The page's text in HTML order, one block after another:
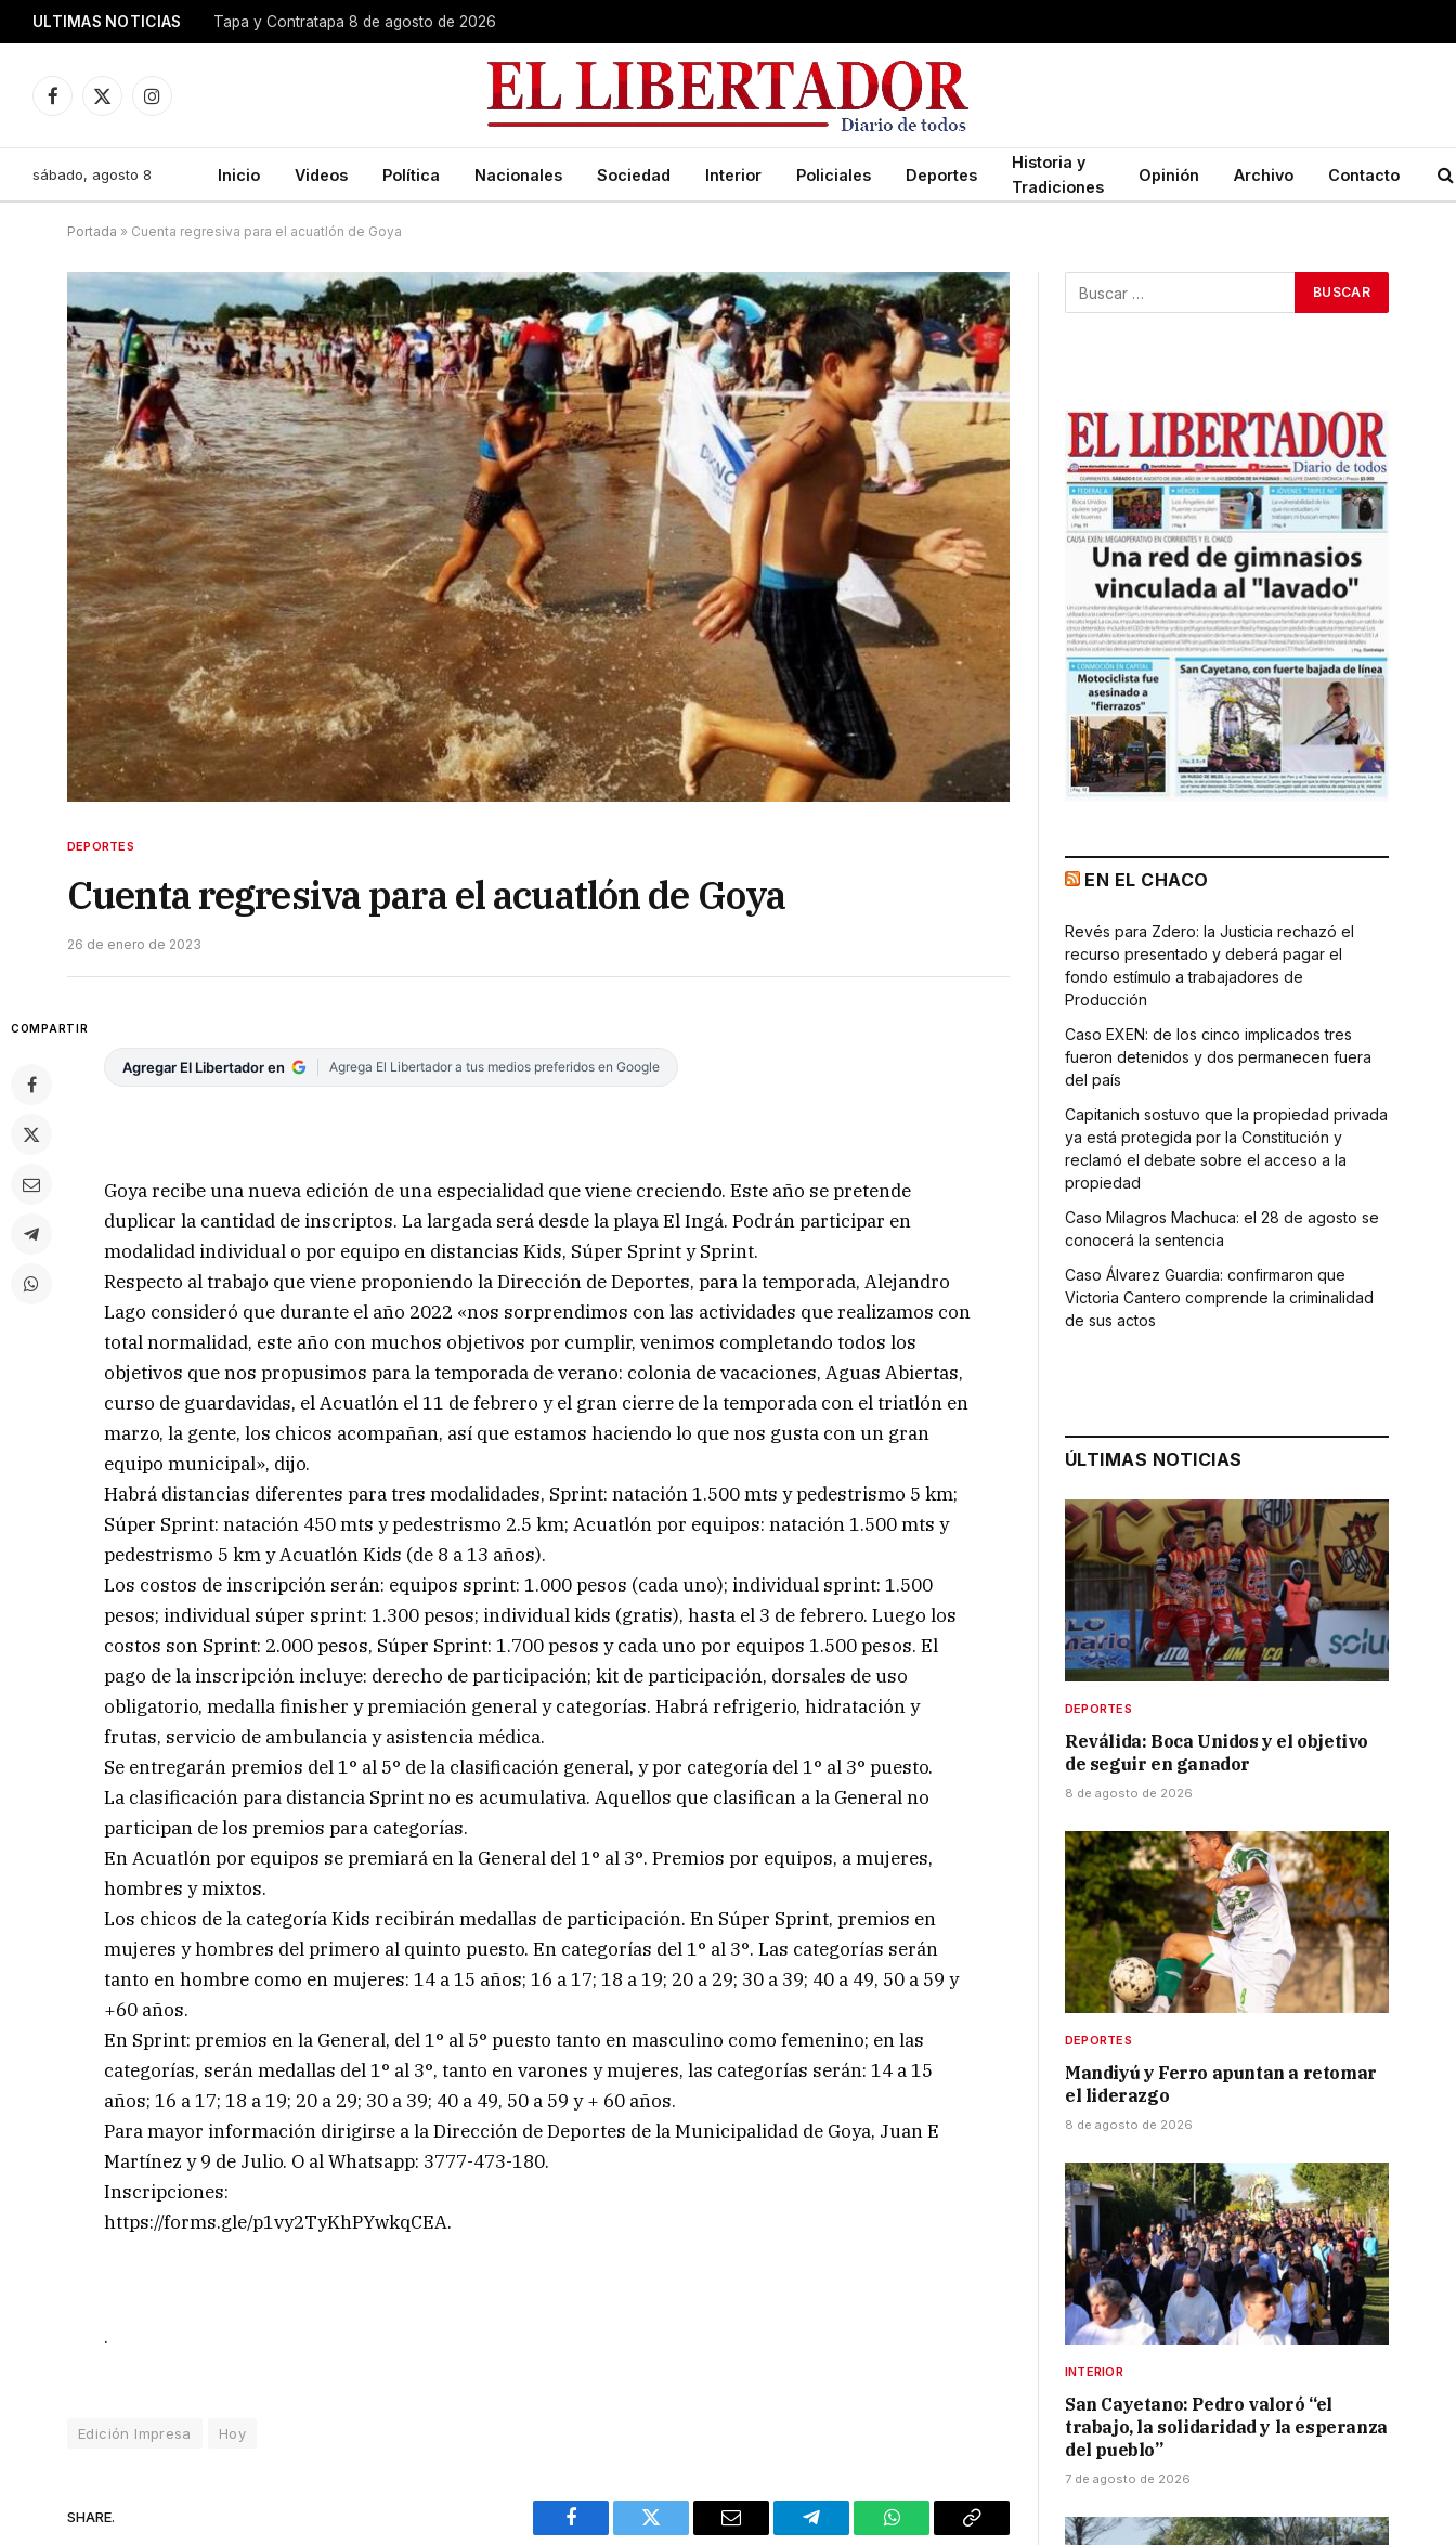
ULTIMAS NOTICIAS Tapa y Contratapa 8 de agosto de 2026
Facebook
X
Instagram
sábado, agosto 8 Inicio Videos Política Nacionales Sociedad Interior Policiales Deportes
Historia y
Tradiciones
Opinión Archivo Contacto
Portada » Cuenta regresiva para el acuatlón de Goya
DEPORTES
Cuenta regresiva para el acuatlón de Goya
26 de enero de 2023
COMPARTIR
Agregar El Libertador en Agrega El Libertador a tus medios preferidos en Google
Goya recibe una nueva edición de una especialidad que viene creciendo. Este año se pretende
duplicar la cantidad de inscriptos. La largada será desde la playa El Ingá. Podrán participar en
modalidad individual o por equipo en distancias Kids, Súper Sprint y Sprint.
Respecto al trabajo que viene proponiendo la Dirección de Deportes, para la temporada, Alejandro
Lago consideró que durante el año 2022 «nos sorprendimos con las actividades que realizamos con
total normalidad, este año con muchos objetivos por cumplir, venimos completando todos los
objetivos que nos propusimos para la temporada de verano: colonia de vacaciones, Aguas Abiertas,
curso de guardavidas, el Acuatlón el 11 de febrero y el gran cierre de la temporada con el triatlón en
marzo, la gente, los chicos acompañan, así que estamos haciendo lo que nos gusta con un gran
equipo municipal», dijo.
Habrá distancias diferentes para tres modalidades, Sprint: natación 1.500 mts y pedestrismo 5 km;
Súper Sprint: natación 450 mts y pedestrismo 2.5 km; Acuatlón por equipos: natación 1.500 mts y
pedestrismo 5 km y Acuatlón Kids (de 8 a 13 años).
Los costos de inscripción serán: equipos sprint: 1.000 pesos (cada uno); individual sprint: 1.500
pesos; individual súper sprint: 1.300 pesos; individual kids (gratis), hasta el 3 de febrero. Luego los
costos son Sprint: 2.000 pesos, Súper Sprint: 1.700 pesos y cada uno por equipos 1.500 pesos. El
pago de la inscripción incluye: derecho de participación; kit de participación, dorsales de uso
obligatorio, medalla finisher y premiación general y categorías. Habrá refrigerio, hidratación y
frutas, servicio de ambulancia y asistencia médica.
Se entregarán premios del 1° al 5° de la clasificación general, y por categoría del 1° al 3° puesto.
La clasificación para distancia Sprint no es acumulativa. Aquellos que clasifican a la General no
participan de los premios para categorías.
En Acuatlón por equipos se premiará en la General del 1° al 3°. Premios por equipos, a mujeres,
hombres y mixtos.
Los chicos de la categoría Kids recibirán medallas de participación. En Súper Sprint, premios en
mujeres y hombres del primero al quinto puesto. En categorías del 1° al 3°. Las categorías serán
tanto en hombre como en mujeres: 14 a 15 años; 16 a 17; 18 a 19; 20 a 29; 30 a 39; 40 a 49, 50 a 59 y
+60 años.
En Sprint: premios en la General, del 1° al 5° puesto tanto en masculino como femenino; en las
categorías, serán medallas del 1° al 3°, tanto en varones y mujeres, las categorías serán: 14 a 15
años; 16 a 17; 18 a 19; 20 a 29; 30 a 39; 40 a 49, 50 a 59 y + 60 años.
Para mayor información dirigirse a la Dirección de Deportes de la Municipalidad de Goya, Juan E
Martínez y 9 de Julio. O al Whatsapp: 3777-473-180.
Inscripciones:
https://forms.gle/p1vy2TyKhPYwkqCEA.
.
Edición Impresa Hoy
SHARE.
Facebook Twitter Email Telegram WhatsAppCopy
EN EL CHACO
Revés para Zdero: la Justicia rechazó el
recurso presentado y deberá pagar el
fondo estímulo a trabajadores de
Producción
Caso EXEN: de los cinco implicados tres
fueron detenidos y dos permanecen fuera
del país
Capitanich sostuvo que la propiedad privada
ya está protegida por la Constitución y
reclamó el debate sobre el acceso a la
propiedad
Caso Milagros Machuca: el 28 de agosto se
conocerá la sentencia
Caso Álvarez Guardia: confirmaron que
Victoria Cantero comprende la criminalidad
de sus actos
ÚLTIMAS NOTICIAS
DEPORTES
Reválida: Boca Unidos y el objetivo
de seguir en ganador
8 de agosto de 2026
DEPORTES
Mandiyú y Ferro apuntan a retomar
el liderazgo
8 de agosto de 2026
INTERIOR
San Cayetano: Pedro valoró “el
trabajo, la solidaridad y la esperanza
del pueblo”
7 de agosto de 2026